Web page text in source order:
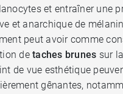
et entraîner une
et anarchique de
peut avoir comme
de taches brunes sur
de vue esthétique
gênantes,